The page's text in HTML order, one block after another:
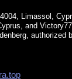
Limassol,
and
authorized